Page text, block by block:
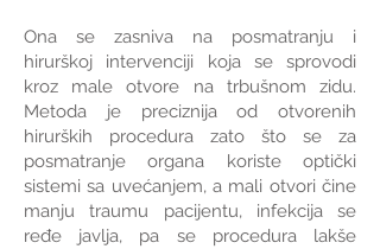
Ona se zasniva na posmatranju i
hirurškoj intervenciji koja se sprovodi
kroz male otvore na trbušnom zidu.
Metoda je preciznija od otvorenih
hirurških procedura zato što se za
posmatranje organa koriste optički
sistemi sa uvećanjem, a mali otvori čine
manju traumu pacijentu, infekcija se
ređe javlja, pa se procedura lakše